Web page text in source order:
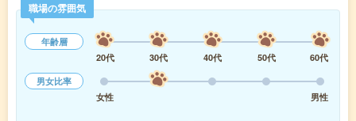
職場の雰囲気
年齢層
20代
30代 40代 50代
60代
男女比率
女性
男性